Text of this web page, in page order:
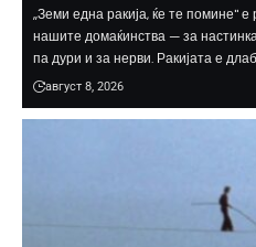
„Земи една ракија, ќе те помине"
нашите домаќинства — за
па дури и за нерви. Ракијата е
август 8, 2026